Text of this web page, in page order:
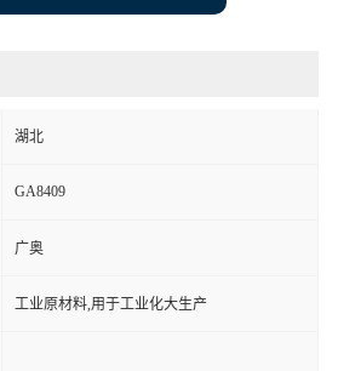
湖北
GA8409
广奥
工业原材料,用于工业化大生产